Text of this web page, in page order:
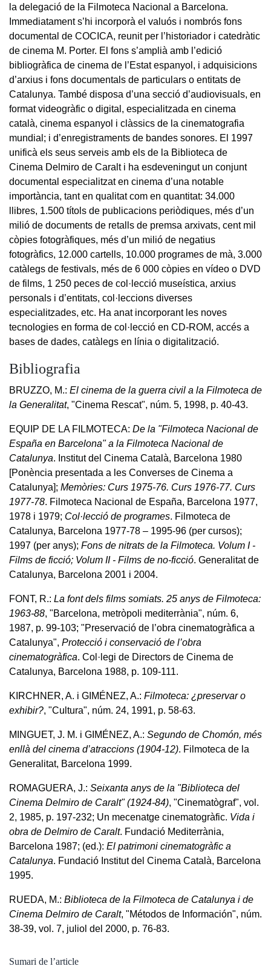
la delegació de la Filmoteca Nacional a Barcelona.
Immediatament s’hi incorporà el valuós i nombrós fons
documental de COCICA, reunit per l’historiador i catedràtic
de cinema M. Porter. El fons s’amplià amb l’edició
bibliogràfica de cinema de l’Estat espanyol, i adquisicions
d’arxius i fons documentals de particulars o entitats de
Catalunya. També disposa d’una secció d’audiovisuals, en
format videogràfic o digital, especialitzada en cinema
català, cinema espanyol i clàssics de la cinematografia
mundial; i d’enregistraments de bandes sonores. El 1997
unificà els seus serveis amb els de la Biblioteca de
Cinema Delmiro de Caralt i ha esdeveningut un conjunt
documental especialitzat en cinema d’una notable
importància, tant en qualitat com en quantitat: 34.000
llibres, 1.500 títols de publicacions periòdiques, més d’un
milió de documents de retalls de premsa arxivats, cent mil
còpies fotogràfiques, més d’un milió de negatius
fotogràfics, 12.000 cartells, 10.000 programes de mà, 3.000
catàlegs de festivals, més de 6 000 còpies en vídeo o DVD
de films, 1 250 peces de col·lecció museística, arxius
personals i d’entitats, col·leccions diverses
especialitzades, etc. Ha anat incorporant les noves
tecnologies en forma de col·lecció en CD-ROM, accés a
bases de dades, catàlegs en línia o digitalització.
Bibliografia
BRUZZO, M.: El cinema de la guerra civil a la Filmoteca de
la Generalitat, "Cinema Rescat", núm. 5, 1998, p. 40-43.
EQUIP DE LA FILMOTECA: De la "Filmoteca Nacional de
España en Barcelona" a la Filmoteca Nacional de
Catalunya. Institut del Cinema Català, Barcelona 1980
[Ponència presentada a les Converses de Cinema a
Catalunya]; Memòries: Curs 1975-76. Curs 1976-77. Curs
1977-78. Filmoteca Nacional de España, Barcelona 1977,
1978 i 1979; Col·lecció de programes. Filmoteca de
Catalunya, Barcelona 1977-78 – 1995-96 (per cursos);
1997 (per anys); Fons de nitrats de la Filmoteca. Volum I -
Films de ficció; Volum II - Films de no-ficció. Generalitat de
Catalunya, Barcelona 2001 i 2004.
FONT, R.: La font dels films somiats. 25 anys de Filmoteca:
1963-88, "Barcelona, metròpoli mediterrània", núm. 6,
1987, p. 99-103; "Preservació de l’obra cinematogràfica a
Catalunya", Protecció i conservació de l’obra
cinematogràfica. Col·legi de Directors de Cinema de
Catalunya, Barcelona 1988, p. 109-111.
KIRCHNER, A. i GIMÉNEZ, A.: Filmoteca: ¿preservar o
exhibir?, "Cultura", núm. 24, 1991, p. 58-63.
MINGUET, J. M. i GIMÉNEZ, A.: Segundo de Chomón, més
enllà del cinema d’atraccions (1904-12). Filmoteca de la
Generalitat, Barcelona 1999.
ROMAGUERA, J.: Seixanta anys de la "Biblioteca del
Cinema Delmiro de Caralt" (1924-84), "Cinematògraf", vol.
2, 1985, p. 197-232; Un mecenatge cinematogràfic. Vida i
obra de Delmiro de Caralt. Fundació Mediterrània,
Barcelona 1987; (ed.): El patrimoni cinematogràfic a
Catalunya. Fundació Institut del Cinema Català, Barcelona
1995.
RUEDA, M.: Biblioteca de la Filmoteca de Catalunya i de
Cinema Delmiro de Caralt, "Métodos de Información", núm.
38-39, vol. 7, juliol del 2000, p. 76-83.
Sumari de l’article